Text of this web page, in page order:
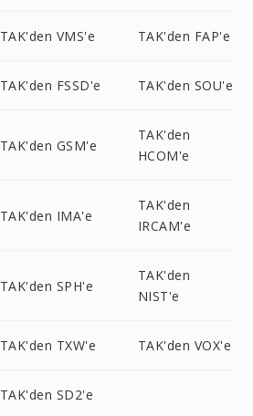
TAK'den VMS'e TAK'den FAP'e
TAK'den FSSD'e TAK'den SOU'e
TAK'den GSM'e
TAK'den
HCOM'e
TAK'den IMA'e
TAK'den
IRCAM'e
TAK'den SPH'e
TAK'den
NIST'e
TAK'den TXW'e TAK'den VOX'e
TAK'den SD2'e